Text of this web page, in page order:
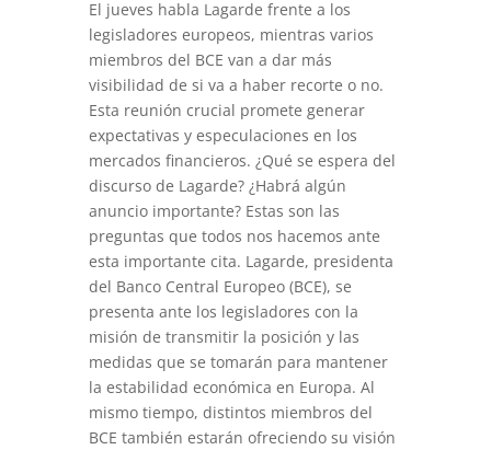
El jueves habla Lagarde frente a los
legisladores europeos, mientras varios
miembros del BCE van a dar más
visibilidad de si va a haber recorte o no.
Esta reunión crucial promete generar
expectativas y especulaciones en los
mercados financieros. ¿Qué se espera del
discurso de Lagarde? ¿Habrá algún
anuncio importante? Estas son las
preguntas que todos nos hacemos ante
esta importante cita. Lagarde, presidenta
del Banco Central Europeo (BCE), se
presenta ante los legisladores con la
misión de transmitir la posición y las
medidas que se tomarán para mantener
la estabilidad económica en Europa. Al
mismo tiempo, distintos miembros del
BCE también estarán ofreciendo su visión